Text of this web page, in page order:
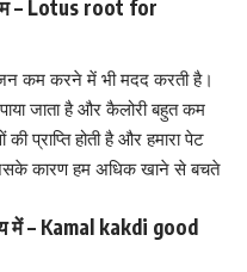
– Lotus root for
कम करने में भी मदद करती है।
जाता है और कैलोरी बहुत कम
प्राप्ति होती है और हमारा पेट
कारण हम अधिक खाने से बचते
में – Kamal kakdi good